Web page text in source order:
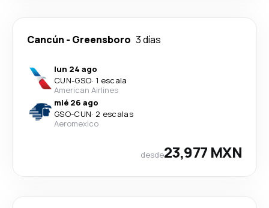
Cancún - Greensboro 3 días
lun 24 ago
CUN-GSO· 1 escala
American Airlines
mié 26 ago
GSO-CUN· 2 escalas
Aeromexico
desde23,977 MXN